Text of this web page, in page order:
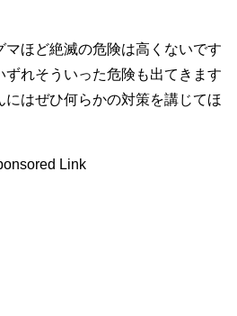
マほど絶滅の危険は高くないです
ずれそういった危険も出てきます
はぜひ何らかの対策を講じてほ
Link